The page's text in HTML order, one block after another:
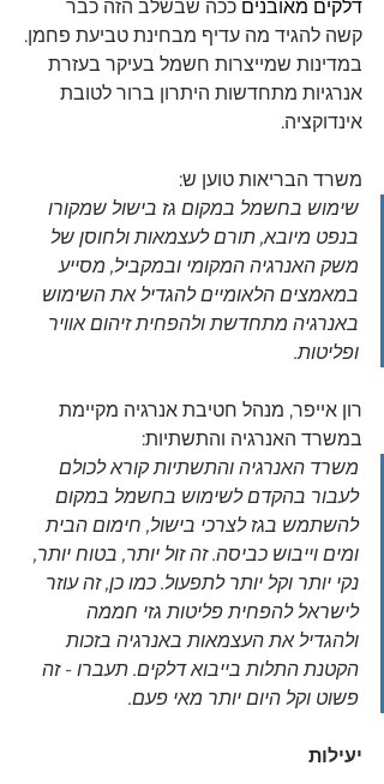
דלקים מאובנים ככה שבשלב הזה כבר
קשה להגיד מה עדיף מבחינת טביעת פחמן.
במדינות שמייצרות חשמל בעיקר בעזרת
אנרגיות מתחדשות היתרון ברור לטובת
אינדוקציה.
משרד הבריאות טוען ש:
שימוש בחשמל במקום גז בישול שמקורו
בנפט מיובא, תורם לעצמאות ולחוסן של
משק האנרגיה המקומי ובמקביל, מסייע
במאמצים הלאומיים להגדיל את השימוש
באנרגיה מתחדשת ולהפחית זיהום אוויר
ופליטות.
רון אייפר, מנהל חטיבת אנרגיה מקיימת
במשרד האנרגיה והתשתיות:
משרד האנרגיה והתשתיות קורא לכולם
לעבור בהקדם לשימוש בחשמל במקום
להשתמש בגז לצרכי בישול, חימום הבית
ומים וייבוש כביסה. זה זול יותר, בטוח יותר,
נקי יותר וקל יותר לתפעול. כמו כן, זה עוזר
לישראל להפחית פליטות גזי חממה
ולהגדיל את העצמאות באנרגיה בזכות
הקטנת התלות בייבוא דלקים. תעברו - זה
פשוט וקל היום יותר מאי פעם.
יעילות